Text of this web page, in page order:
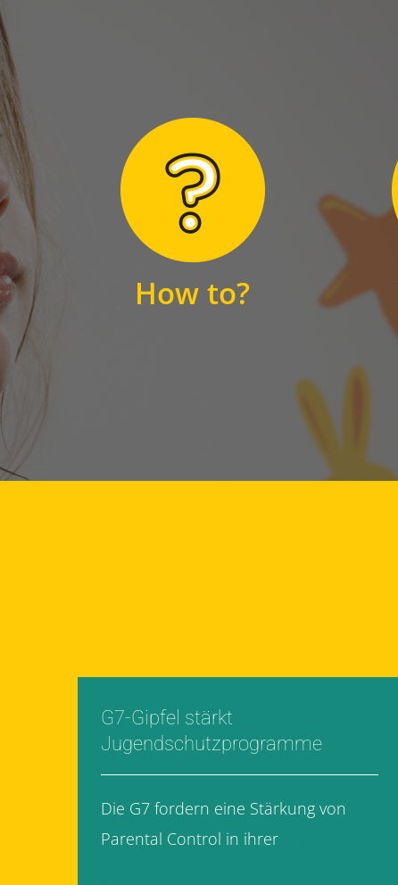
How to?
Hier finden Sie
G7-Gipfel stärkt
Jugendschutzprogramme
Die G7 fordern eine Stärkung von
Parental Control in ihrer